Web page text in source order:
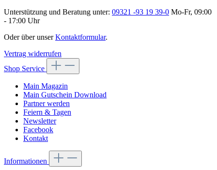
Unterstützung und Beratung unter: 09321 -93 19 39-0 Mo-Fr, 09:00
- 17:00 Uhr
Oder über unserKontaktformular.
Vertrag widerrufen
Shop Service
Main Magazin
Main Gutschein Download
Partner werden
Feiern & Tagen
Newsletter
Facebook
Kontakt
Informationen